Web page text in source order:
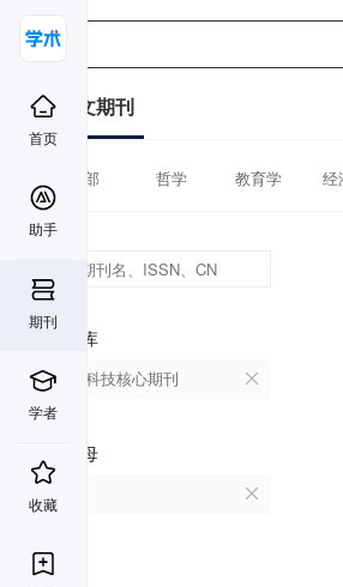
首页
助手
期刊
学者
收藏
中文期刊
全部 哲学 教育学 经
数据库
中国科技核心期刊
首字母